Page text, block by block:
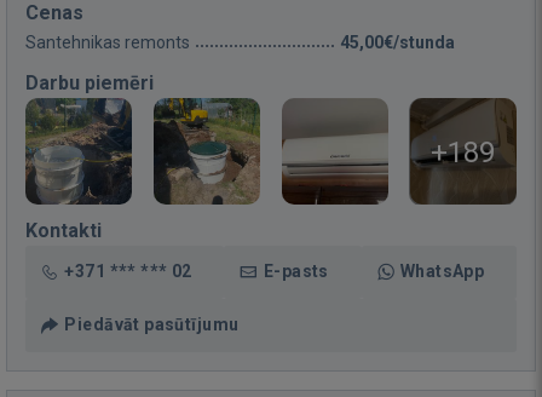
Cenas
Santehnikas remonts 45,00€/stunda
Darbu piemēri
+189
Kontakti
+371 *** *** 02 E-pasts WhatsApp
Piedāvāt pasūtījumu